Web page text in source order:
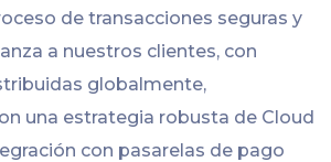
de transacciones seguras y
a nuestros clientes, con
globalmente,
una estrategia robusta de Cloud
con pasarelas de pago